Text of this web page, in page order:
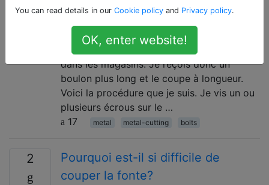
optimale un boulon à la longueur?
exactement de la bonne longueur et ce
n'est pas l'une des longueurs disponibles
dans les magasins. Je reçois donc un
boulon plus long et le coupe à longueur.
Voici la procédure que je suis. Je vis un ou
plusieurs écrous sur le …
17
metal metal-cutting bolts
2
Pourquoi est-il si difficile de
couper la fonte?
You can read details in our Cookie policy and Privacy policy.
OK, enter website!